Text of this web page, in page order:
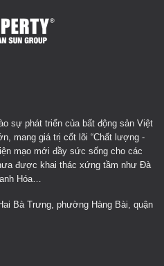
sự phát triển của bất động sản Việt
mang giá trị cốt lõi “Chất lượng -
mạo mới đầy sức sống cho các
được khai thác xứng tầm như Đà
Hóa…
Bà Trưng, phường Hàng Bài, quận